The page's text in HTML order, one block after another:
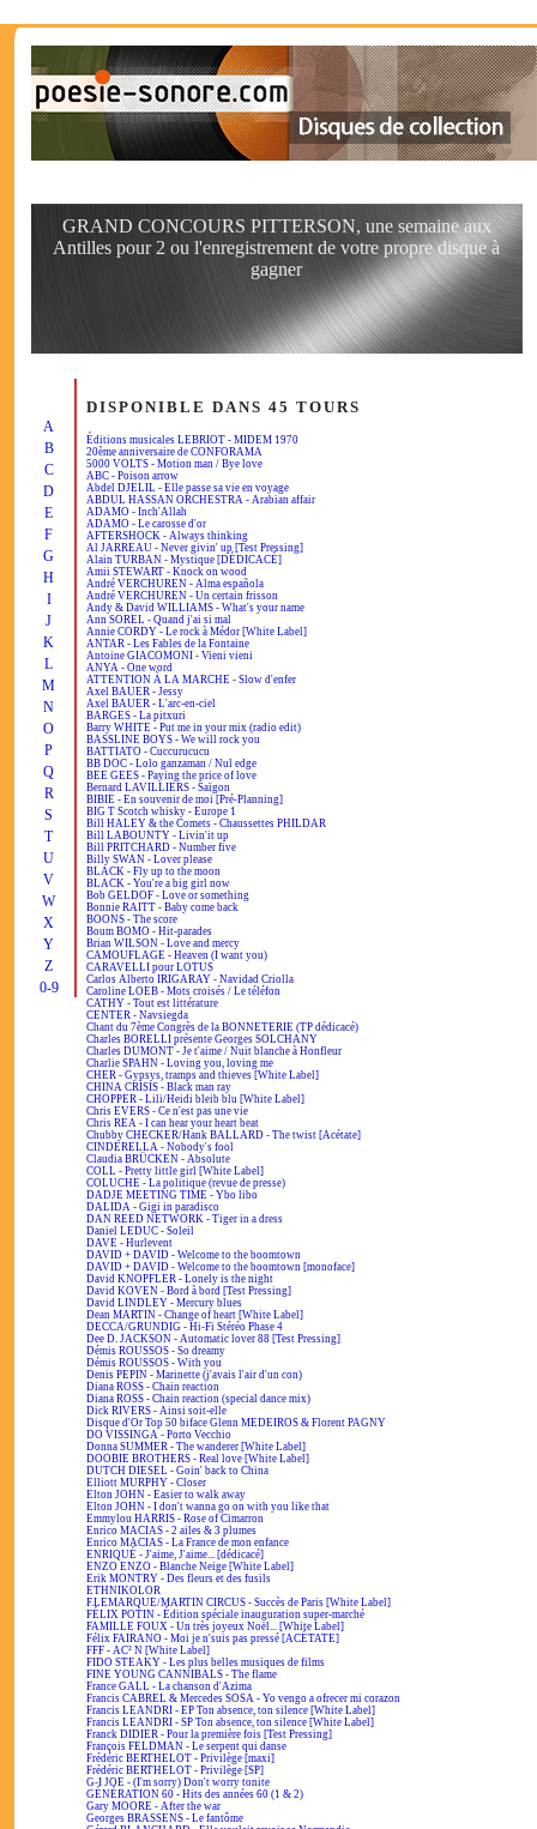
GRAND CONCOURS PITTERSON, une semaine aux
Antilles pour 2 ou l'enregistrement de votre propre disque à
gagner
A
B
C
D
E
F
G
H
I
J
K
L
M
N
O
P
Q
R
S
T
U
V
W
X
Y
Z
0-9
DISPONIBLE DANS 45 TOURS
Éditions musicales LEBRIOT - MIDEM 1970
20ème anniversaire de CONFORAMA
5000 VOLTS - Motion man / Bye love
ABC - Poison arrow
Abdel DJELIL - Elle passe sa vie en voyage
ABDUL HASSAN ORCHESTRA - Arabian affair
ADAMO - Inch'Allah
ADAMO - Le carosse d'or
AFTERSHOCK - Always thinking
Al JARREAU - Never givin' up [Test Pressing]
Alain TURBAN - Mystique [DÉDICACÉ]
Amii STEWART - Knock on wood
André VERCHUREN - Alma española
André VERCHUREN - Un certain frisson
Andy & David WILLIAMS - What's your name
Ann SOREL - Quand j'ai si mal
Annie CORDY - Le rock à Médor [White Label]
ANTAR - Les Fables de la Fontaine
Antoine GIACOMONI - Vieni vieni
ANYA - One word
ATTENTION À LA MARCHE - Slow d'enfer
Axel BAUER - Jessy
Axel BAUER - L'arc-en-ciel
BARGES - La pitxuri
Barry WHITE - Put me in your mix (radio edit)
BASSLINE BOYS - We will rock you
BATTIATO - Cuccurucucu
BB DOC - Lolo ganzaman / Nul edge
BEE GEES - Paying the price of love
Bernard LAVILLIERS - Saïgon
BIBIE - En souvenir de moi [Pré-Planning]
BIG T Scotch whisky - Europe 1
Bill HALEY & the Comets - Chaussettes PHILDAR
Bill LABOUNTY - Livin'it up
Bill PRITCHARD - Number five
Billy SWAN - Lover please
BLACK - Fly up to the moon
BLACK - You're a big girl now
Bob GELDOF - Love or something
Bonnie RAITT - Baby come back
BOONS - The score
Boum BOMO - Hit-parades
Brian WILSON - Love and mercy
CAMOUFLAGE - Heaven (I want you)
CARAVELLI pour LOTUS
Carlos Alberto IRIGARAY - Navidad Criolla
Caroline LOEB - Mots croisés / Le téléfon
CATHY - Tout est littérature
CENTER - Navsiegda
Chant du 7ème Congrès de la BONNETERIE (TP dédicacé)
Charles BORELLI présente Georges SOLCHANY
Charles DUMONT - Je t'aime / Nuit blanche à Honfleur
Charlie SPAHN - Loving you, loving me
CHER - Gypsys, tramps and thieves [White Label]
CHINA CRISIS - Black man ray
CHOPPER - Lili/Heidi bleib blu [White Label]
Chris EVERS - Ce n'est pas une vie
Chris REA - I can hear your heart beat
Chubby CHECKER/Hank BALLARD - The twist [Acétate]
CINDERELLA - Nobody's fool
Claudia BRÜCKEN - Absolute
COLL - Pretty little girl [White Label]
COLUCHE - La politique (revue de presse)
DADJE MEETING TIME - Ybo libo
DALIDA - Gigi in paradisco
DAN REED NETWORK - Tiger in a dress
Daniel LEDUC - Soleil
DAVE - Hurlevent
DAVID + DAVID - Welcome to the boomtown
DAVID + DAVID - Welcome to the boomtown [monoface]
David KNOPFLER - Lonely is the night
David KOVEN - Bord à bord [Test Pressing]
David LINDLEY - Mercury blues
Dean MARTIN - Change of heart [White Label]
DECCA/GRUNDIG - Hi-Fi Stéréo Phase 4
Dee D. JACKSON - Automatic lover 88 [Test Pressing]
Démis ROUSSOS - So dreamy
Démis ROUSSOS - With you
Denis PEPIN - Marinette (j'avais l'air d'un con)
Diana ROSS - Chain reaction
Diana ROSS - Chain reaction (special dance mix)
Dick RIVERS - Ainsi soit-elle
Disque d'Or Top 50 biface Glenn MEDEIROS & Florent PAGNY
DO VISSINGA - Porto Vecchio
Donna SUMMER - The wanderer [White Label]
DOOBIE BROTHERS - Real love [White Label]
DUTCH DIESEL - Goin' back to China
Elliott MURPHY - Closer
Elton JOHN - Easier to walk away
Elton JOHN - I don't wanna go on with you like that
Emmylou HARRIS - Rose of Cimarron
Enrico MACIAS - 2 ailes & 3 plumes
Enrico MACIAS - La France de mon enfance
ENRIQUÉ - J'aime, J'aime... [dédicacé]
ENZO ENZO - Blanche Neige [White Label]
Erik MONTRY - Des fleurs et des fusils
ETHNIKOLOR
F.LEMARQUE/MARTIN CIRCUS - Succès de Paris [White Label]
FÉLIX POTIN - Édition spéciale inauguration super-marché
FAMILLE FOUX - Un très joyeux Noël... [White Label]
Félix FAIRANO - Moi je n'suis pas pressé [ACÉTATE]
FFF - AC² N [White Label]
FIDO STEAKY - Les plus belles musiques de films
FINE YOUNG CANNIBALS - The flame
France GALL - La chanson d'Azima
Francis CABREL & Mercedes SOSA - Yo vengo a ofrecer mi corazon
Francis LEANDRI - EP Ton absence, ton silence [White Label]
Francis LEANDRI - SP Ton absence, ton silence [White Label]
Franck DIDIER - Pour la première fois [Test Pressing]
François FELDMAN - Le serpent qui danse
Frédéric BERTHELOT - Privilège [maxi]
Frédéric BERTHELOT - Privilège [SP]
G-I JOE - (I'm sorry) Don't worry tonite
GÉNÉRATION 60 - Hits des années 60 (1 & 2)
Gary MOORE - After the war
Georges BRASSENS - Le fantôme